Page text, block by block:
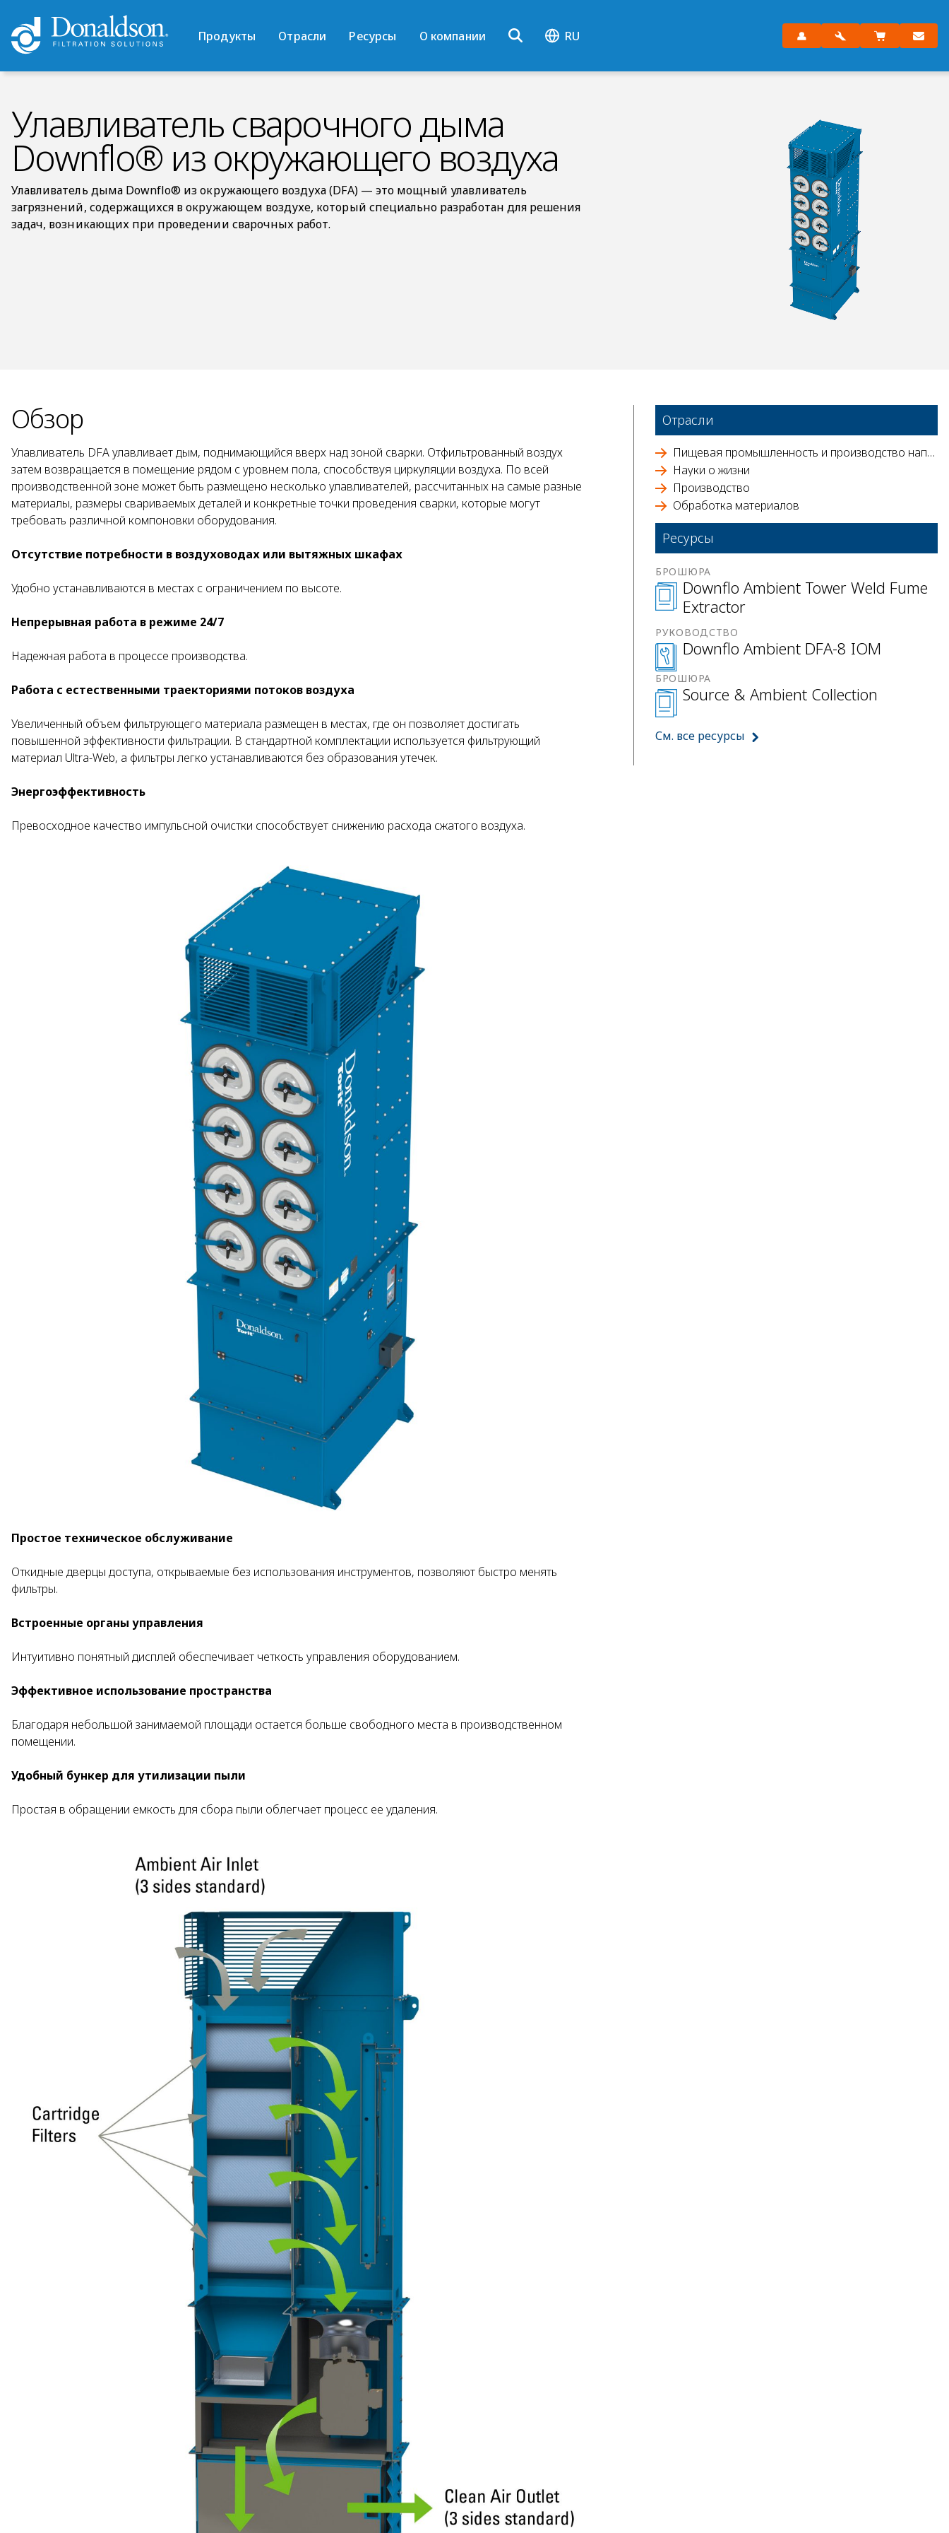
Продукты Отрасли Ресурсы О компании RU
Улавливатель сварочного дыма
Downflo® из окружающего воздуха
Улавливатель дыма Downflo® из окружающего воздуха (DFA) — это мощный улавливатель
загрязнений, содержащихся в окружающем воздухе, который специально разработан для решения
задач, возникающих при проведении сварочных работ.
Обзор
Улавливатель DFA улавливает дым, поднимающийся вверх над зоной сварки. Отфильтрованный воздух
затем возвращается в помещение рядом с уровнем пола, способствуя циркуляции воздуха. По всей
производственной зоне может быть размещено несколько улавливателей, рассчитанных на самые разные
материалы, размеры свариваемых деталей и конкретные точки проведения сварки, которые могут
требовать различной компоновки оборудования.
Отсутствие потребности в воздуховодах или вытяжных шкафах
Удобно устанавливаются в местах с ограничением по высоте.
Непрерывная работа в режиме 24/7
Надежная работа в процессе производства.
Работа с естественными траекториями потоков воздуха
Увеличенный объем фильтрующего материала размещен в местах, где он позволяет достигать
повышенной эффективности фильтрации. В стандартной комплектации используется фильтрующий
материал Ultra-Web, а фильтры легко устанавливаются без образования утечек.
Энергоэффективность
Превосходное качество импульсной очистки способствует снижению расхода сжатого воздуха.
Простое техническое обслуживание
Откидные дверцы доступа, открываемые без использования инструментов, позволяют быстро менять
фильтры.
Встроенные органы управления
Интуитивно понятный дисплей обеспечивает четкость управления оборудованием.
Эффективное использование пространства
Благодаря небольшой занимаемой площади остается больше свободного места в производственном
помещении.
Удобный бункер для утилизации пыли
Простая в обращении емкость для сбора пыли облегчает процесс ее удаления.
Отрасли
Пищевая промышленность и производство напитков
Науки о жизни
Производство
Обработка материалов
Ресурсы
БРОШЮРА
Downflo Ambient Tower Weld Fume
Extractor
РУКОВОДСТВО
Downflo Ambient DFA-8 IOM
БРОШЮРА
Source & Ambient Collection
См. все ресурсы